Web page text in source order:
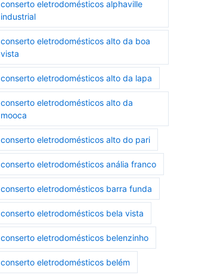
conserto eletrodomésticos alphaville
industrial
conserto eletrodomésticos alto da boa
vista
conserto eletrodomésticos alto da lapa
conserto eletrodomésticos alto da
mooca
conserto eletrodomésticos alto do pari
conserto eletrodomésticos anália franco
conserto eletrodomésticos barra funda
conserto eletrodomésticos bela vista
conserto eletrodomésticos belenzinho
conserto eletrodomésticos belém